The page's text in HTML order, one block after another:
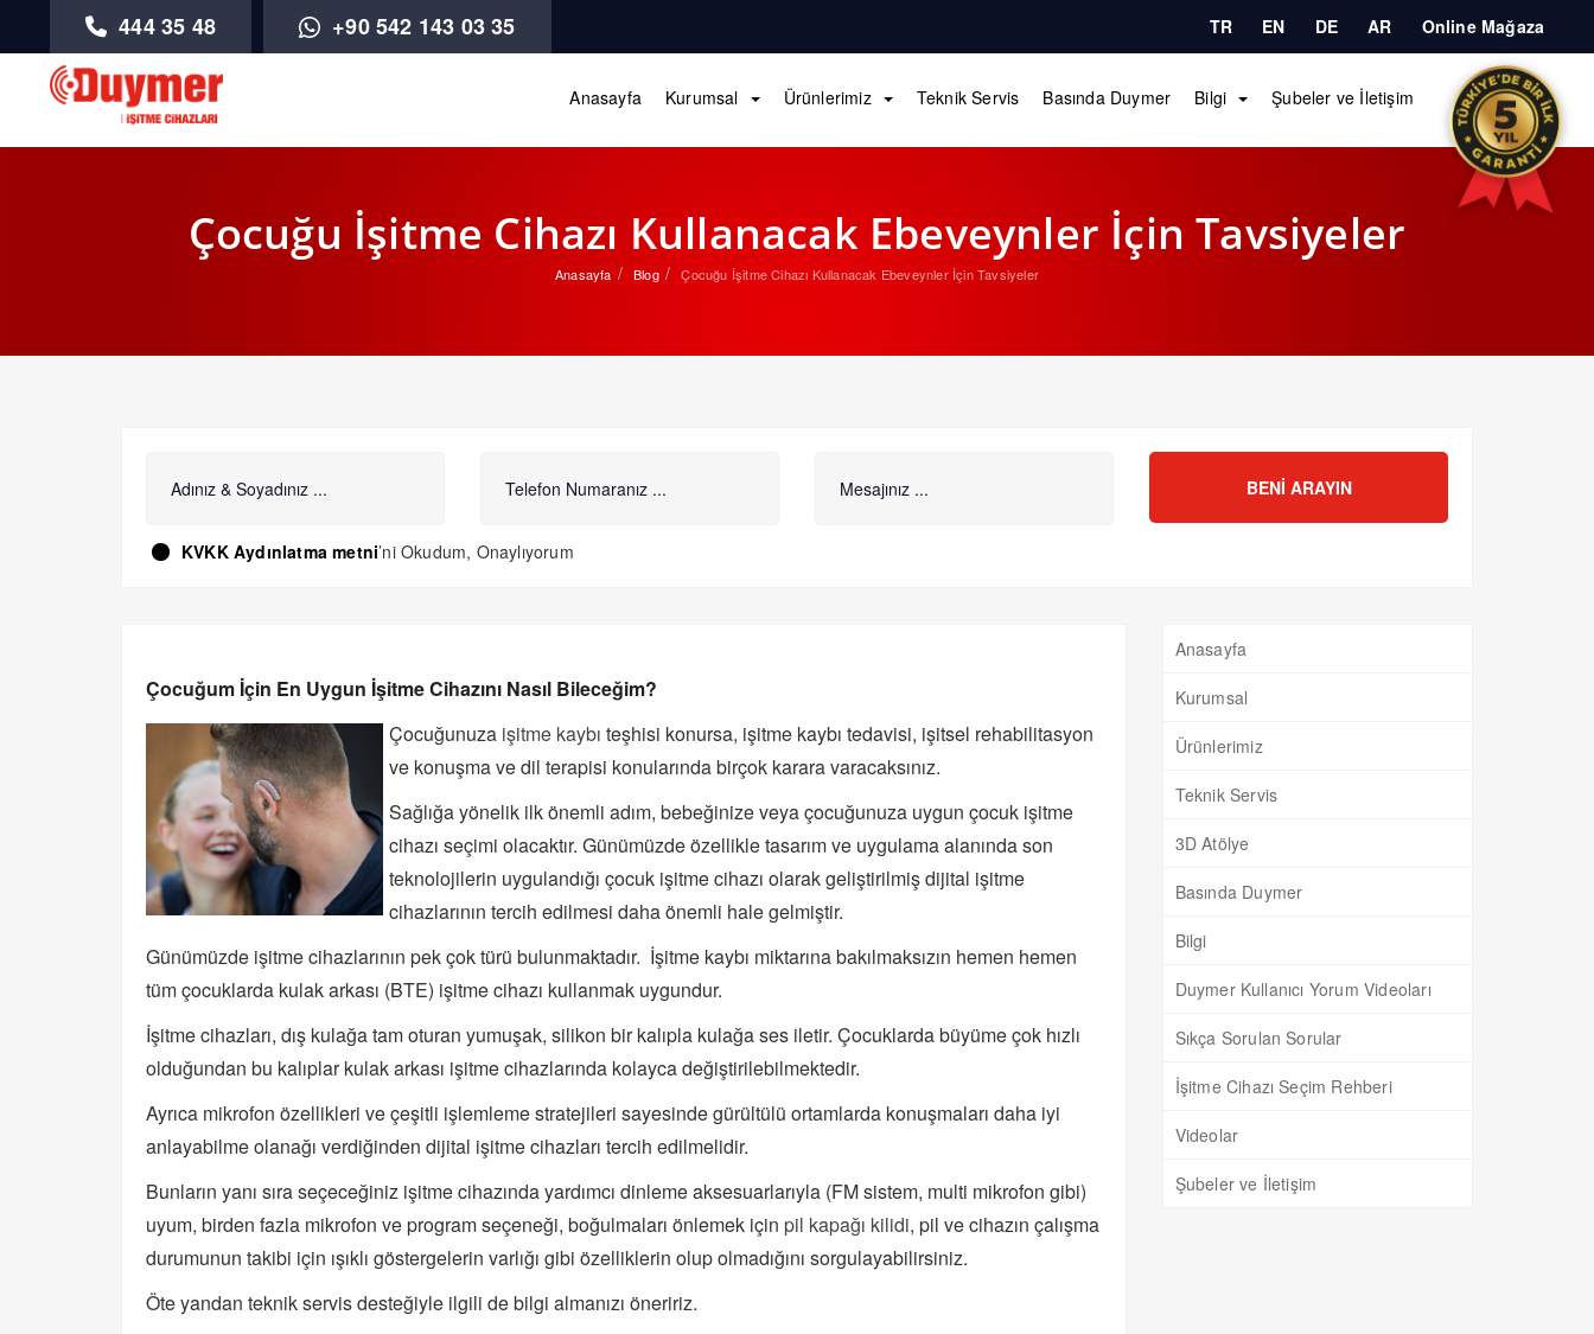
444 35 48 +90 542 143 03 35 Online Mağaza
AR
DE
EN
TR
Anasayfa Kurumsal Ürünlerimiz Teknik Servis Basında Duymer Bilgi Şubeler ve İletişim
Çocuğu İşitme Cihazı Kullanacak Ebeveynler İçin Tavsiyeler
Anasayfa Blog Çocuğu İşitme Cihazı Kullanacak Ebeveynler İçin Tavsiyeler
BENI ARAYIN
KVKK Aydınlatma metni’ni Okudum, Onaylıyorum
Çocuğum İçin En Uygun İşitme Cihazını Nasıl Bileceğim?
Çocuğunuza işitme kaybı teşhisi konursa, işitme kaybı tedavisi, işitsel rehabilitasyon
ve konuşma ve dil terapisi konularında birçok karara varacaksınız.
Sağlığa yönelik ilk önemli adım, bebeğinize veya çocuğunuza uygun çocuk işitme
cihazı seçimi olacaktır. Günümüzde özellikle tasarım ve uygulama alanında son
teknolojilerin uygulandığı çocuk işitme cihazı olarak geliştirilmiş dijital işitme
cihazlarının tercih edilmesi daha önemli hale gelmiştir.
Günümüzde işitme cihazlarının pek çok türü bulunmaktadır. İşitme kaybı miktarına bakılmaksızın hemen hemen
tüm çocuklarda kulak arkası (BTE) işitme cihazı kullanmak uygundur.
İşitme cihazları, dış kulağa tam oturan yumuşak, silikon bir kalıpla kulağa ses iletir. Çocuklarda büyüme çok hızlı
olduğundan bu kalıplar kulak arkası işitme cihazlarında kolayca değiştirilebilmektedir.
Ayrıca mikrofon özellikleri ve çeşitli işlemleme stratejileri sayesinde gürültülü ortamlarda konuşmaları daha iyi
anlayabilme olanağı verdiğinden dijital işitme cihazları tercih edilmelidir.
Bunların yanı sıra seçeceğiniz işitme cihazında yardımcı dinleme aksesuarlarıyla (FM sistem, multi mikrofon gibi)
uyum, birden fazla mikrofon ve program seçeneği, boğulmaları önlemek için pil kapağı kilidi, pil ve cihazın çalışma
durumunun takibi için ışıklı göstergelerin varlığı gibi özelliklerin olup olmadığını sorgulayabilirsiniz.
Öte yandan teknik servis desteğiyle ilgili de bilgi almanızı öneririz.
Anasayfa
Kurumsal
Ürünlerimiz
Teknik Servis
3D Atölye
Basında Duymer
Bilgi
Duymer Kullanıcı Yorum Videoları
Sıkça Sorulan Sorular
İşitme Cihazı Seçim Rehberi
Videolar
Şubeler ve İletişim